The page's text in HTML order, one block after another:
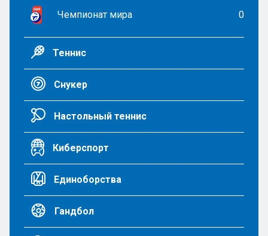
Чемпионат мира 0
Теннис
Снукер
Настольный теннис
Киберспорт
Единоборства
Гандбол